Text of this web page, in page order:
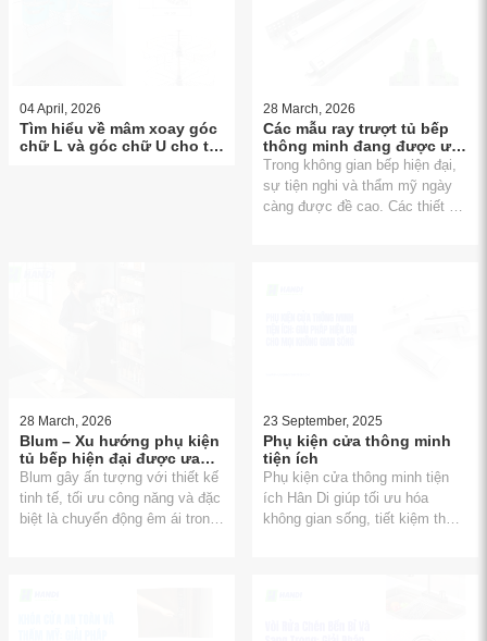
04 April, 2026
Tìm hiểu về mâm xoay góc
chữ L và góc chữ U cho tủ
28 March, 2026
Các mẫu ray trượt tủ bếp
thông minh đang được ưa
chuộng
Trong không gian bếp hiện đại,
sự tiện nghi và thẩm mỹ ngày
càng được đề cao. Các thiết bị
28 March, 2026
Blum – Xu hướng phụ kiện
tủ bếp hiện đại được ưa
chuộng
Blum gây ấn tượng với thiết kế
tinh tế, tối ưu công năng và đặc
biệt là chuyển động êm ái trong
23 September, 2025
Phụ kiện cửa thông minh
tiện ích
Phụ kiện cửa thông minh tiện
ích Hân Di giúp tối ưu hóa
không gian sống, tiết kiệm thời